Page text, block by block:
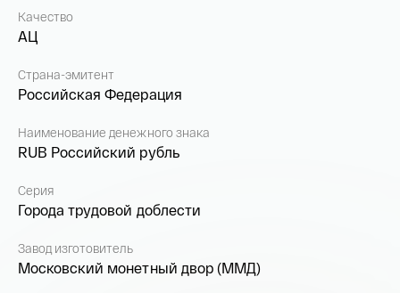
Качество
АЦ
Страна-эмитент
Российская Федерация
Наименование денежного знака
RUB Российский рубль
Серия
Города трудовой доблести
Завод изготовитель
Московский монетный двор (ММД)